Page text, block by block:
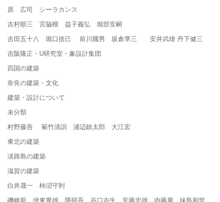
原 広司 シーラカンス
吉村順三 宮脇檀 益子義弘 堀部安嗣
吉田五十八 堀口捨己 前川國男 坂倉準三 安井武雄 丹下健三
吉阪隆正・U研究室・象設計集団
四国の建築
奈良の建築・文化
建築・設計について
未分類
村野藤吾 菊竹清訓 浦辺鎮太郎 大江宏
東北の建築
淡路島の建築
滋賀の建築
白井晟一 柿沼守利
磯崎新 伊東豊雄 隈研吾 谷口吉生 安藤忠雄 内藤廣 妹島和世